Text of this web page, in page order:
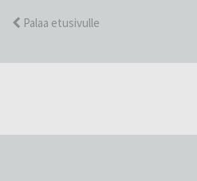
Palaa etusivulle